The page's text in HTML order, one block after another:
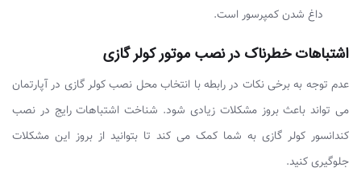
داغ شدن کمپرسور است.
اشتباهات خطرناک در نصب موتور کولر گازی
عدم توجه به برخی نکات در رابطه با انتخاب محل نصب کولر گازی در آپارتمان
می تواند باعث بروز مشکلات زیادی شود. شناخت اشتباهات رایج در نصب
کندانسور کولر گازی به شما کمک می کند تا بتوانید از بروز این مشکلات
جلوگیری کنید.